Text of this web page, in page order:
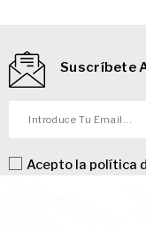
Suscríbete
Acepto la política